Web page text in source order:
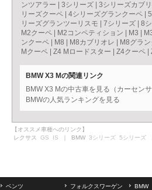
ンツアラー
3シリーズ 3シリーズカブ
リーズクーペ
4シリーズグランクーペ
リーズグランツーリスモ
7シリーズ 8
M2クーペ
M2コンペティション M3
ンクーペ
M8 M8カブリオレ M8グラ
Mクーペ
Z4 Mロードスター Z4クーペ
BMW X3 Mの関連リンク
BMW X3 Mの中古車を見る（カーセンサ
BMWの人気ランキングを見る
【オススメ車種へのリンク】
レクサス GS IS ｜ BMW 3シリーズ 5シリーズ
ベンツ フォルクスワーゲン BMW